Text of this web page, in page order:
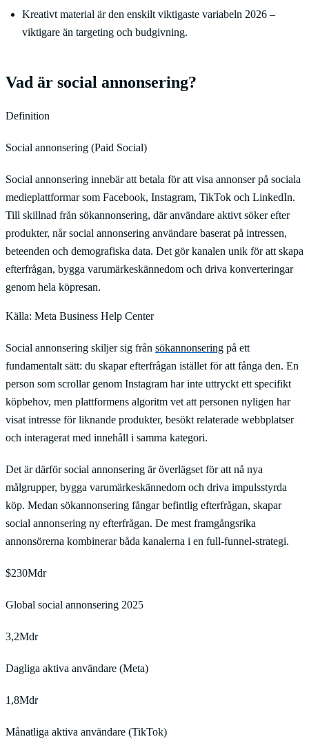
Kreativt material är den enskilt viktigaste variabeln 2026 –
viktigare än targeting och budgivning.
Vad är social annonsering?
Definition
Social annonsering (Paid Social)
Social annonsering innebär att betala för att visa annonser på sociala
medieplattformar som Facebook, Instagram, TikTok och LinkedIn.
Till skillnad från sökannonsering, där användare aktivt söker efter
produkter, når social annonsering användare baserat på intressen,
beteenden och demografiska data. Det gör kanalen unik för att skapa
efterfrågan, bygga varumärkeskännedom och driva konverteringar
genom hela köpresan.
Källa: Meta Business Help Center
Social annonsering skiljer sig från sökannonsering på ett
fundamentalt sätt: du skapar efterfrågan istället för att fånga den. En
person som scrollar genom Instagram har inte uttryckt ett specifikt
köpbehov, men plattformens algoritm vet att personen nyligen har
visat intresse för liknande produkter, besökt relaterade webbplatser
och interagerat med innehåll i samma kategori.
Det är därför social annonsering är överlägset för att nå nya
målgrupper, bygga varumärkeskännedom och driva impulsstyrda
köp. Medan sökannonsering fångar befintlig efterfrågan, skapar
social annonsering ny efterfrågan. De mest framgångsrika
annonsörerna kombinerar båda kanalerna i en full-funnel-strategi.
$230Mdr
Global social annonsering 2025
3,2Mdr
Dagliga aktiva användare (Meta)
1,8Mdr
Månatliga aktiva användare (TikTok)